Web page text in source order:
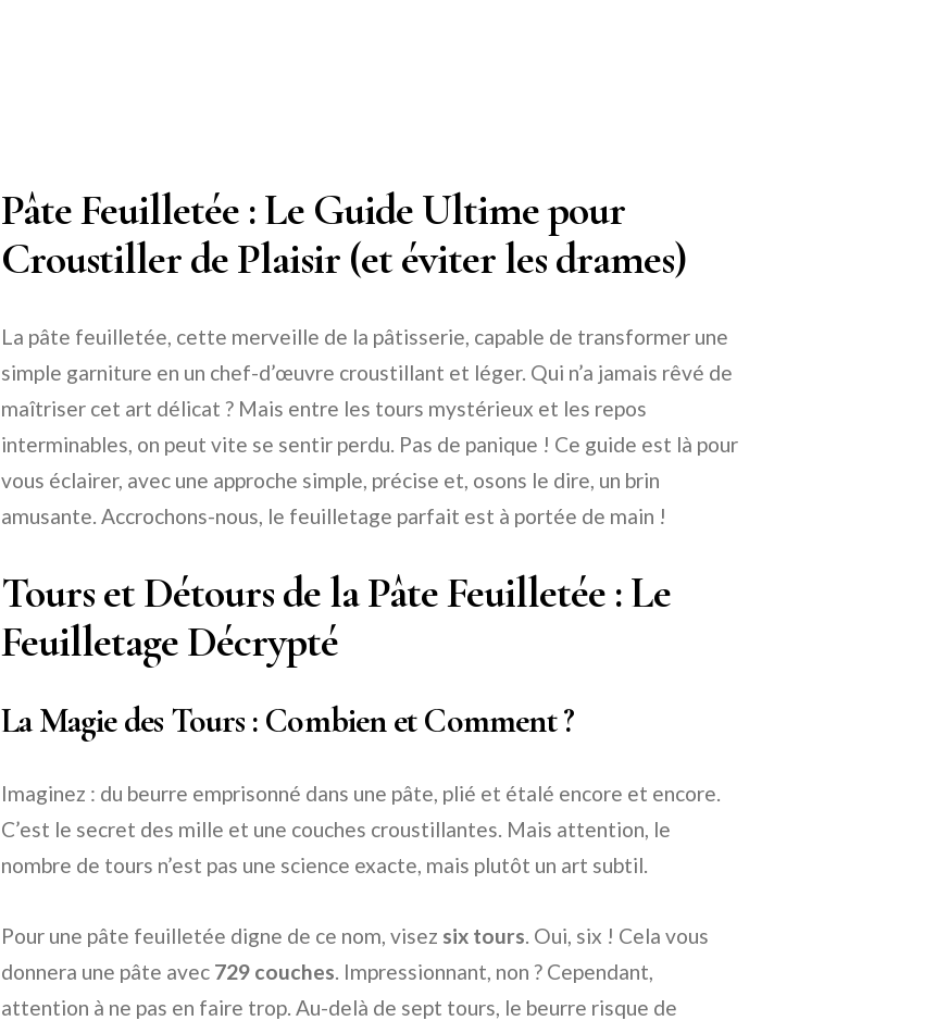
Pâte Feuilletée : Le Guide Ultime pour
Croustiller de Plaisir (et éviter les drames)
La pâte feuilletée, cette merveille de la pâtisserie, capable de transformer une
simple garniture en un chef-d’œuvre croustillant et léger. Qui n’a jamais rêvé de
maîtriser cet art délicat ? Mais entre les tours mystérieux et les repos
interminables, on peut vite se sentir perdu. Pas de panique ! Ce guide est là pour
vous éclairer, avec une approche simple, précise et, osons le dire, un brin
amusante. Accrochons-nous, le feuilletage parfait est à portée de main !
Tours et Détours de la Pâte Feuilletée : Le
Feuilletage Décrypté
La Magie des Tours : Combien et Comment ?
Imaginez : du beurre emprisonné dans une pâte, plié et étalé encore et encore.
C’est le secret des mille et une couches croustillantes. Mais attention, le
nombre de tours n’est pas une science exacte, mais plutôt un art subtil.
Pour une pâte feuilletée digne de ce nom, visez six tours. Oui, six ! Cela vous
donnera une pâte avec 729 couches. Impressionnant, non ? Cependant,
attention à ne pas en faire trop. Au-delà de sept tours, le beurre risque de